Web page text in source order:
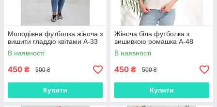
Молодіжна футболка жіноча з
вишити гладдю квітами А-33
В наявності
450 ₴ 500 ₴
Купити
Жіноча біла футболка з
вишивкою ромашка А-48
В наявності
450 ₴ 500 ₴
Купити